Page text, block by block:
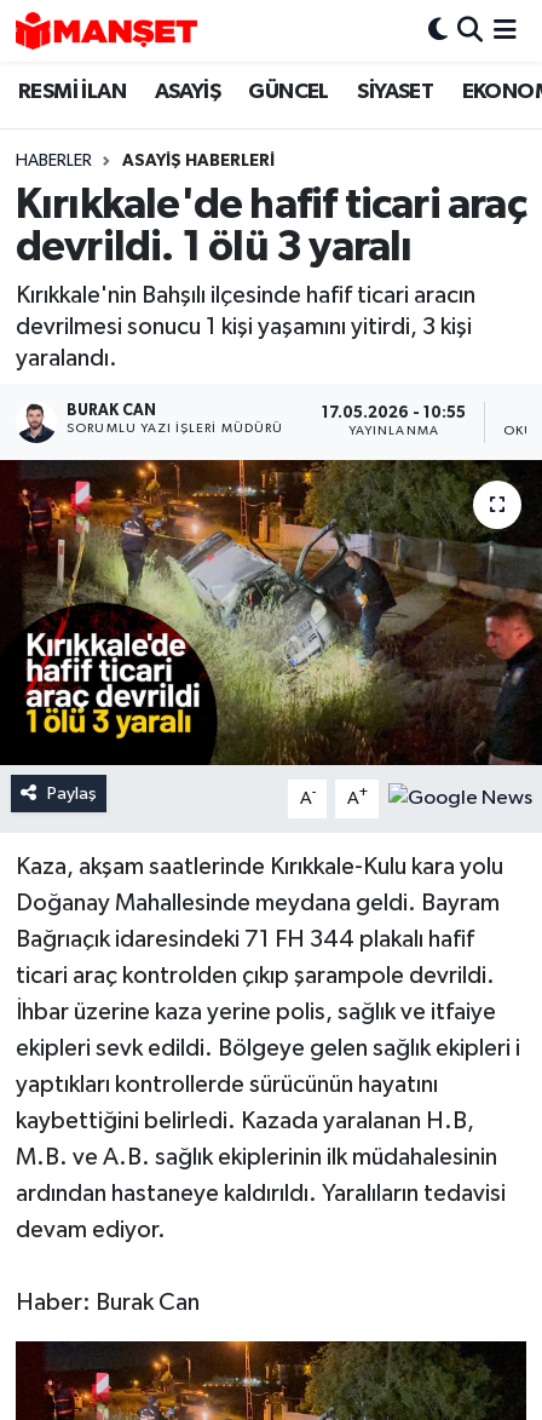
RESMİ İLAN ASAYİŞ GÜNCEL SİYASET
HABERLER ASAYİŞ HABERLERİ
Kırıkkale'de hafif ticari araç
devrildi. 1 ölü 3 yaralı
Kırıkkale'nin Bahşılı ilçesinde hafif ticari aracın
devrilmesi sonucu 1 kişi yaşamını yitirdi, 3 kişi
yaralandı.
BURAK CAN
SORUMLU YAZI İŞLERI MÜDÜRÜ
17.05.2026 - 10:55
YAYINLANMA
Paylaş A- A+
Kaza, akşam saatlerinde Kırıkkale-Kulu kara yolu
Doğanay Mahallesinde meydana geldi. Bayram
Bağrıaçık idaresindeki 71 FH 344 plakalı hafif
ticari araç kontrolden çıkıp şarampole devrildi.
İhbar üzerine kaza yerine polis, sağlık ve itfaiye
ekipleri sevk edildi. Bölgeye gelen sağlık ekipleri i
yaptıkları kontrollerde sürücünün hayatını
kaybettiğini belirledi. Kazada yaralanan H.B,
M.B. ve A.B. sağlık ekiplerinin ilk müdahalesinin
ardından hastaneye kaldırıldı. Yaralıların tedavisi
devam ediyor.
Haber: Burak Can
Hava Durumu
Trafik Durumu
Süper Lig Puan Durumu ve Fikstür
Son Dakika Haberleri
Haber Arşivi